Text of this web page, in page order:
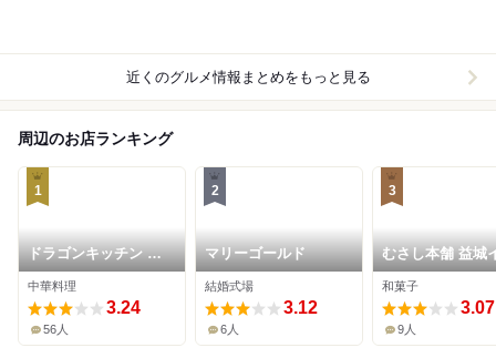
近くのグルメ情報まとめをもっと見る
周辺のお店ランキング
1
ドラゴンキッチン 益
城本店
中華料理
3.24
56人
2
マリーゴールド
結婚式場
3.12
6人
3
むさし本舗 益城
ター店
和菓子
3.07
9人